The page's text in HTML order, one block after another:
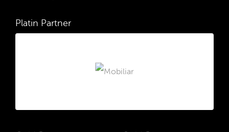
Platin Partner